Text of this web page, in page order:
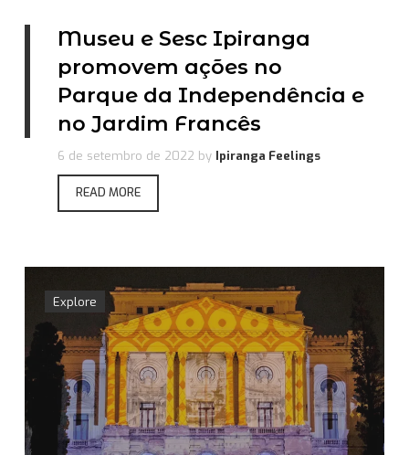
Museu e Sesc Ipiranga
promovem ações no
Parque da Independência e
no Jardim Francês
6 de setembro de 2022 by Ipiranga Feelings
READ MORE
Explore